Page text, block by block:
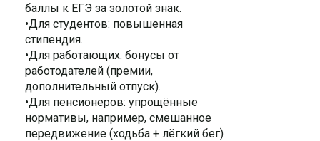
баллы к ЕГЭ за золотой знак.
•Для студентов: повышенная
стипендия.
•Для работающих: бонусы от
работодателей (премии,
дополнительный отпуск).
•Для пенсионеров: упрощённые
нормативы, например, смешанное
передвижение (ходьба + лёгкий бег)